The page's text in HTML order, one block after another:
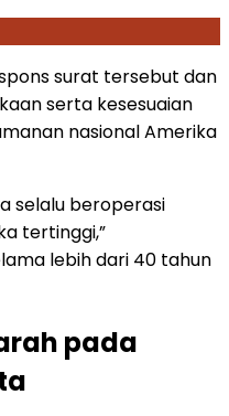
surat tersebut dan
serta kesesuaian
nasional Amerika
selalu beroperasi
tertinggi,”
lebih dari 40 tahun
pada